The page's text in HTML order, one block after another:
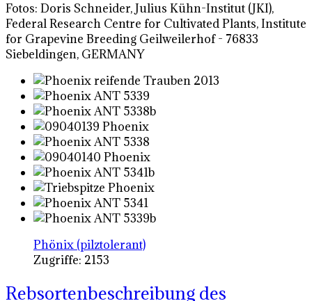
Fotos: Doris Schneider, Julius Kühn-Institut (JKI),
Federal Research Centre for Cultivated Plants, Institute
for Grapevine Breeding Geilweilerhof - 76833
Siebeldingen, GERMANY
Phönix (pilztolerant)
Zugriffe: 2153
Rebsortenbeschreibung des